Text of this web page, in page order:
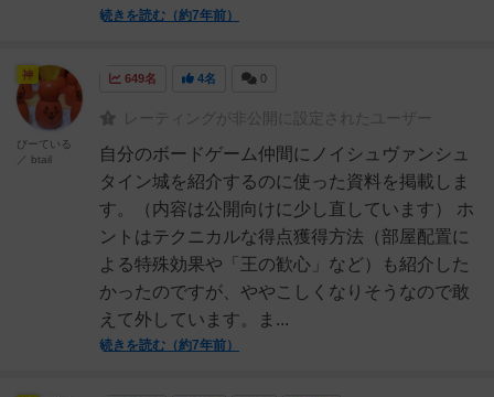
続きを読む（約7年前）
649名 4名 0
レーティングが非公開に設定されたユーザー
自分のボードゲーム仲間にノイシュヴァンシュ
タイン城を紹介するのに使った資料を掲載しま
す。（内容は公開向けに少し直しています） ホ
ントはテクニカルな得点獲得方法（部屋配置に
よる特殊効果や「王の歓心」など）も紹介した
かったのですが、ややこしくなりそうなので敢
えて外しています。ま...
続きを読む（約7年前）
神
びーている
／ btail